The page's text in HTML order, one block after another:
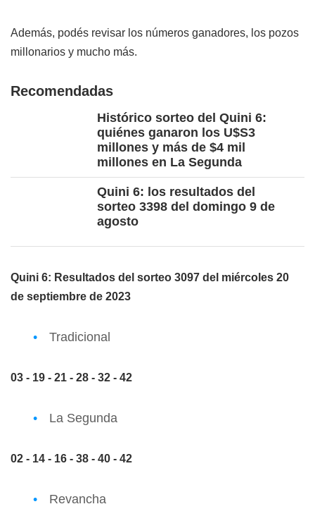
Además, podés revisar los números ganadores, los pozos
millonarios y mucho más.
Recomendadas
Histórico sorteo del Quini 6:
quiénes ganaron los U$S3
millones y más de $4 mil
millones en La Segunda
Quini 6: los resultados del
sorteo 3398 del domingo 9 de
agosto
Quini 6: Resultados del sorteo 3097 del miércoles 20
de septiembre de 2023
Tradicional
03 - 19 - 21 - 28 - 32 - 42
La Segunda
02 - 14 - 16 - 38 - 40 - 42
Revancha